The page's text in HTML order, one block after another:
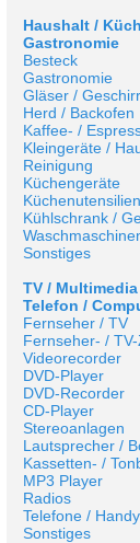
Haushalt /
Gastronomie
Besteck
Gastronomie
Gläser / Geschirr
Herd / Backofen
Kaffee- /
Kleingeräte /
Reinigung
Küchengeräte
Küchenutensilien
Kühlschrank /
Sonstiges
TV /
Telefon /
Fernseher / TV
Fernseher- /
Videorecorder
DVD-Player
DVD-Recorder
CD-Player
Stereoanlagen
Lautsprecher /
Kassetten- /
MP3 Player
Radios
Telefone /
Sonstiges